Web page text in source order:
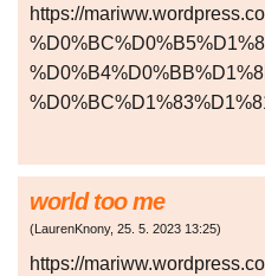
https://
world too me
(LaurenKnony, 25. 5. 2023 13:25)
https://